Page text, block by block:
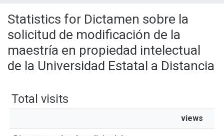
Statistics for Dictamen sobre la
solicitud de modificación de la
maestría en propiedad intelectual
de la Universidad Estatal a Distancia
Total visits
views